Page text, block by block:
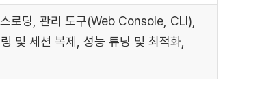
로딩, 관리 도구(Web Console, CLI),
및 세션 복제, 성능 튜닝 및 최적화,